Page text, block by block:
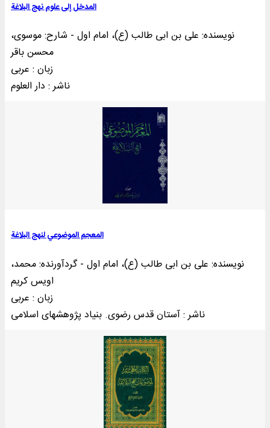
المدخل إلی علوم نهج البلاغة
نویسنده: علی بن ابی طالب (ع)، امام اول - شارح: موسوی،
محسن باقر
زبان : عربی
ناشر : دار العلوم
المعجم الموضوعي لنهج البلاغة
نویسنده: علی بن ابی طالب (ع)، امام اول - گردآورنده: محمد،
اویس کریم
زبان : عربی
ناشر : آستان قدس رضوی. بنياد پژوهشهای اسلامى